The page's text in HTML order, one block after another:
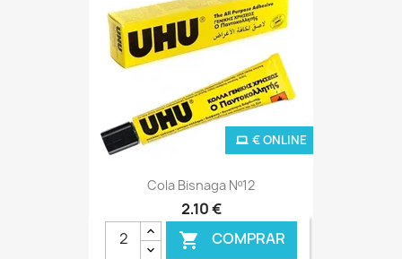
Cola Bisnaga Nº12
2,10 €
 COMPRAR
€ ONLINE